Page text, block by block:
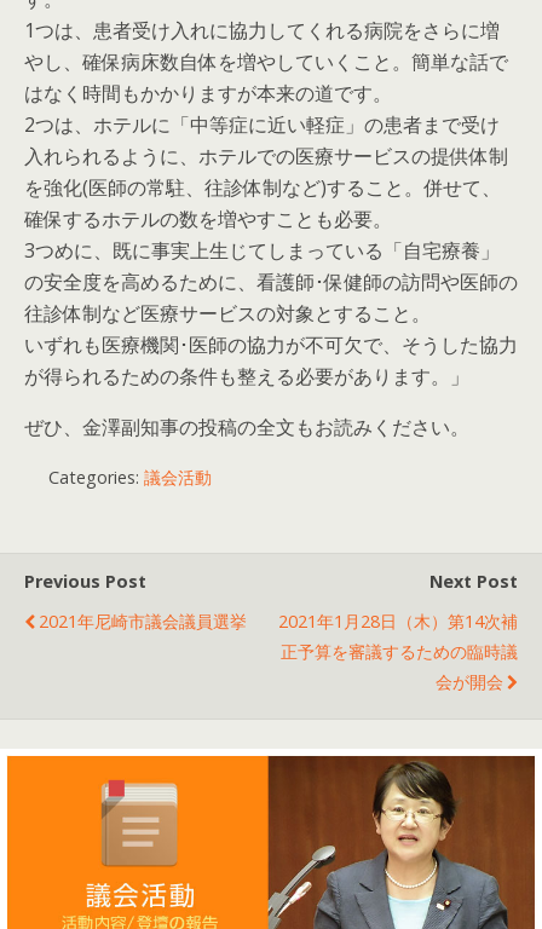
1つは、患者受け入れに協力してくれる病院をさらに増
やし、確保病床数自体を増やしていくこと。簡単な話で
はなく時間もかかりますが本来の道です。
2つは、ホテルに「中等症に近い軽症」の患者まで受け
入れられるように、ホテルでの医療サービスの提供体制
を強化(医師の常駐、往診体制など)すること。併せて、
確保するホテルの数を増やすことも必要。
3つめに、既に事実上生じてしまっている「自宅療養」
の安全度を高めるために、看護師･保健師の訪問や医師の
往診体制など医療サービスの対象とすること。
いずれも医療機関･医師の協力が不可欠で、そうした協力
が得られるための条件も整える必要があります。」
ぜひ、金澤副知事の投稿の全文もお読みください。
Categories: 議会活動
Previous Post
2021年尼崎市議会議員選挙
Next Post
2021年1月28日（木）第14次補
正予算を審議するための臨時議
会が開会